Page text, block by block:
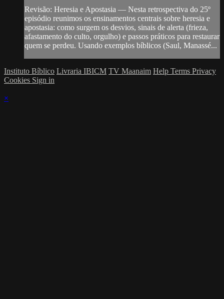
Revisão: Heresia e Apostasia — Nesta retrospectiva do 25º
episódio reunimos os ensinamentos centrais sobre heresia e
apostasia: como surgem os desvios, sinais de alerta (frieza,
afastamento do culto, orgulho) e passos práticos para restaurar
quem se perdeu. Usando exemplos bíblicos (Saul, Manassé...
Instituto Bíblico Livraria IBICM TV Maanaim Help Terms Privacy
Cookies Sign in
×